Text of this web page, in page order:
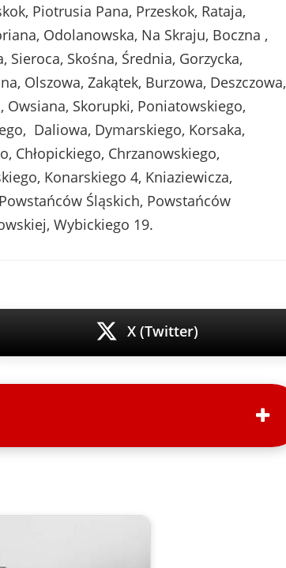
Piotrusia Pana, Przeskok, Rataja,
Odolanowska, Na Skraju, Boczna ,
Skośna, Średnia, Gorzycka,
Olszowa, Zakątek, Burzowa, Deszczowa,
Skorupki, Poniatowskiego,
Daliowa, Dymarskiego, Korsaka,
Chłopickiego, Chrzanowskiego,
Konarskiego 4, Kniaziewicza,
Śląskich, Powstańców
Wybickiego 19.
X (Twitter)